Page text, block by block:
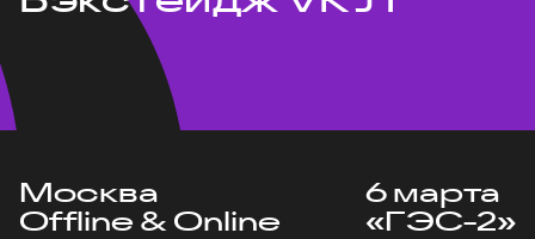
Москва
Offline & Online
6 марта
«ГЭС-2»